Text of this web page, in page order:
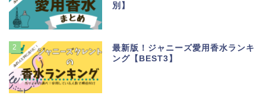
別】
2
最新版！ジャニーズ愛用香水ランキ
ング【BEST3】